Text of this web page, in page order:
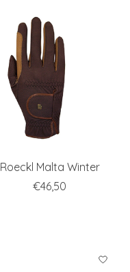
Roeckl Malta Winter
€46,50